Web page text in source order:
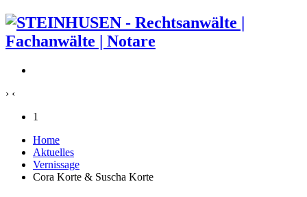
› ‹
1
Home
Aktuelles
Vernissage
Cora Korte & Suscha Korte